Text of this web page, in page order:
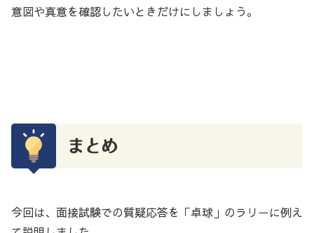
意図や真意を確認したいときだけにしましょう。
まとめ
今回は、面接試験での質疑応答を「卓球」のラリーに例え